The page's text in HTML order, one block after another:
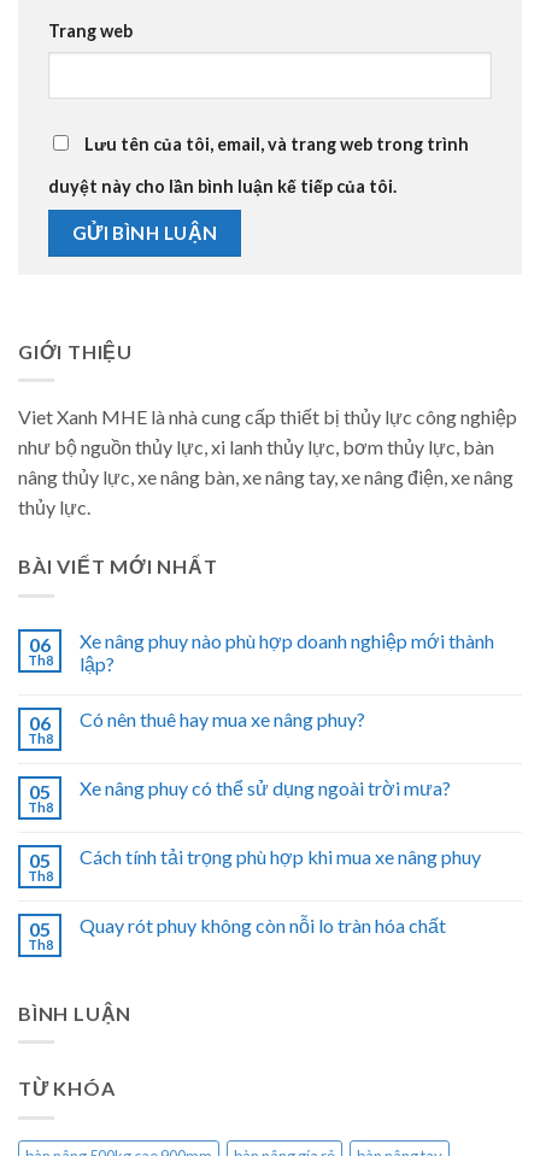
Trang web
Lưu tên của tôi, email, và trang web trong trình
duyệt này cho lần bình luận kế tiếp của tôi.
GIỚI THIỆU
Viet Xanh MHE là nhà cung cấp thiết bị thủy lực công nghiệp
như bộ nguồn thủy lực, xi lanh thủy lực, bơm thủy lực, bàn
nâng thủy lực, xe nâng bàn, xe nâng tay, xe nâng điện, xe nâng
thủy lực.
BÀI VIẾT MỚI NHẤT
06
Th8
Xe nâng phuy nào phù hợp doanh nghiệp mới thành
lập?
06
Th8
Có nên thuê hay mua xe nâng phuy?
05
Th8
Xe nâng phuy có thể sử dụng ngoài trời mưa?
05
Th8
Cách tính tải trọng phù hợp khi mua xe nâng phuy
05
Th8
Quay rót phuy không còn nỗi lo tràn hóa chất
BÌNH LUẬN
TỪ KHÓA